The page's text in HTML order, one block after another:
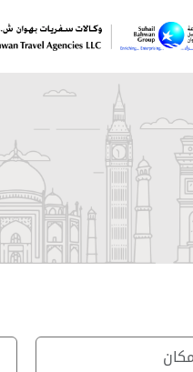
جولات مخصصة حسب الطلب
جولات جماعية –توماس كوك
جولات جماعية – غلوبوس
جولات جماعية – كوزموس